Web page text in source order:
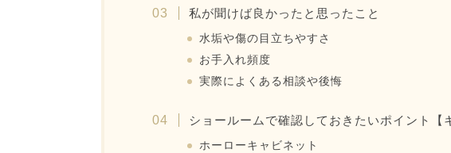
私が聞けば良かったと思ったこと
水垢や傷の目立ちやすさ
お手入れ頻度
実際によくある相談や後悔
ショールームで確認しておきたいポイント【
ホーローキャビネット